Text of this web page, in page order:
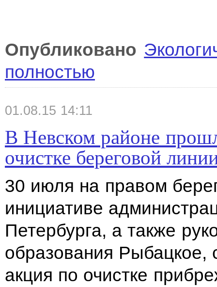
Опубликовано
полностью
01.08.15 14:11
В Невском районе
очистке береговой
30 июля на правом
инициативе
Петербурга, а также
образования Рыбацкое,
акция по очистке